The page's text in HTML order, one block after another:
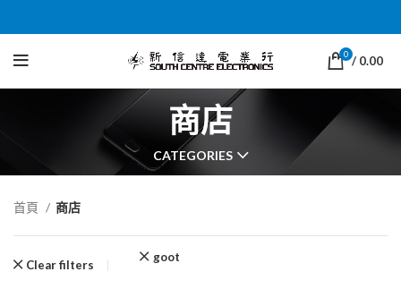
0 / 0.00
商店
CATEGORIES
首頁 商店
Clear filters
goot